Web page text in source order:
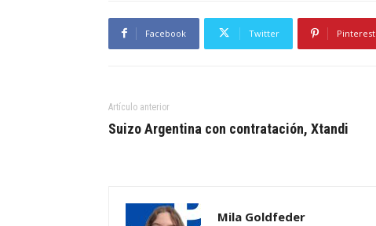
Facebook Twitter Pinterest
Artículo anterior
Suizo Argentina con contratación, Xtandi
Mila Goldfeder